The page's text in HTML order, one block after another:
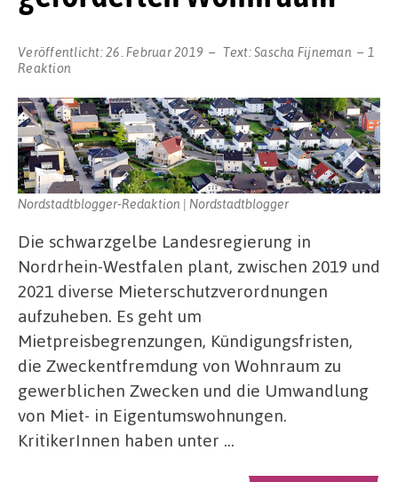
Veröffentlicht:26. Februar 2019 Text:Sascha Fijneman
1
Reaktion
Nordstadtblogger-Redaktion | Nordstadtblogger
Die schwarzgelbe Landesregierung in
Nordrhein-Westfalen plant, zwischen 2019 und
2021 diverse Mieterschutzverordnungen
aufzuheben. Es geht um
Mietpreisbegrenzungen, Kündigungsfristen,
die Zweckentfremdung von Wohnraum zu
gewerblichen Zwecken und die Umwandlung
von Miet- in Eigentumswohnungen.
KritikerInnen haben unter …